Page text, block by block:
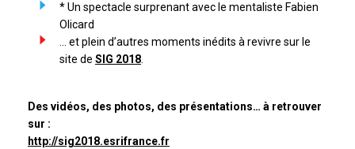
* Un spectacle surprenant avec le mentaliste Fabien
Olicard
… et plein d’autres moments inédits à revivre sur le
site de SIG 2018.
Des vidéos, des photos, des présentations… à retrouver
sur :
http://sig2018.esrifrance.fr